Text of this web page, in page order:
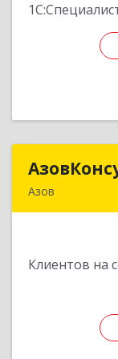
Азов
Клиентов на